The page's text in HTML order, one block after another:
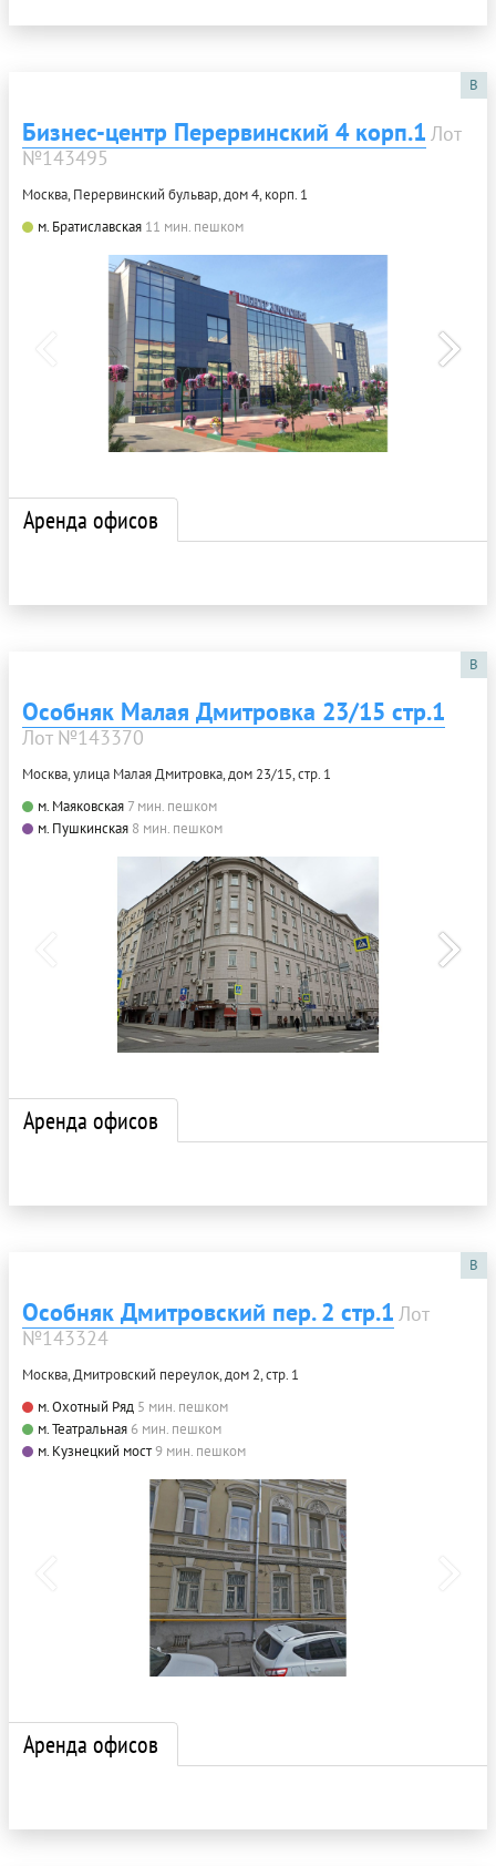
B
Бизнес-центр Перервинский 4 корп.1 Лот
№143495
Москва, Перервинский бульвар, дом 4, корп. 1
м. Братиславская 11 мин. пешком
Аренда офисов
B
Особняк Малая Дмитровка 23/15 стр.1
Лот №143370
Москва, улица Малая Дмитровка, дом 23/15, стр. 1
м. Маяковская 7 мин. пешком
м. Пушкинская 8 мин. пешком
Аренда офисов
B
Особняк Дмитровский пер. 2 стр.1 Лот
№143324
Москва, Дмитровский переулок, дом 2, стр. 1
м. Охотный Ряд 5 мин. пешком
м. Театральная 6 мин. пешком
м. Кузнецкий мост9 мин. пешком
Аренда офисов